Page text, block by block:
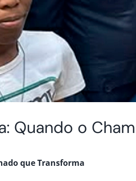
Quando o
que Transforma